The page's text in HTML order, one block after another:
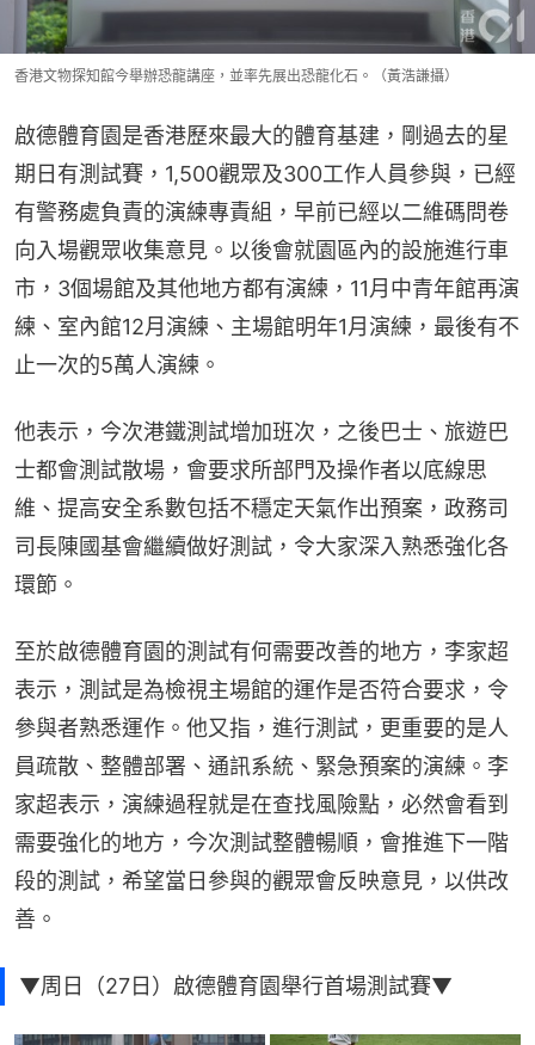
香港文物探知館今舉辦恐龍講座，並率先展出恐龍化石。（黃浩謙攝）
啟德體育園是香港歷來最大的體育基建，剛過去的星
期日有測試賽，1,500觀眾及300工作人員參與，已經
有警務處負責的演練專責組，早前已經以二維碼問卷
向入場觀眾收集意見。以後會就園區內的設施進行車
市，3個場館及其他地方都有演練，11月中青年館再演
練、室內館12月演練、主場館明年1月演練，最後有不
止一次的5萬人演練。
他表示，今次港鐵測試增加班次，之後巴士、旅遊巴
士都會測試散場，會要求所部門及操作者以底線思
維、提高安全系數包括不穩定天氣作出預案，政務司
司長陳國基會繼續做好測試，令大家深入熟悉強化各
環節。
至於啟德體育園的測試有何需要改善的地方，李家超
表示，測試是為檢視主場館的運作是否符合要求，令
參與者熟悉運作。他又指，進行測試，更重要的是人
員疏散、整體部署、通訊系統、緊急預案的演練。李
家超表示，演練過程就是在查找風險點，必然會看到
需要強化的地方，今次測試整體暢順，會推進下一階
段的測試，希望當日參與的觀眾會反映意見，以供改
善。
▼周日（27日）啟德體育園舉行首場測試賽▼